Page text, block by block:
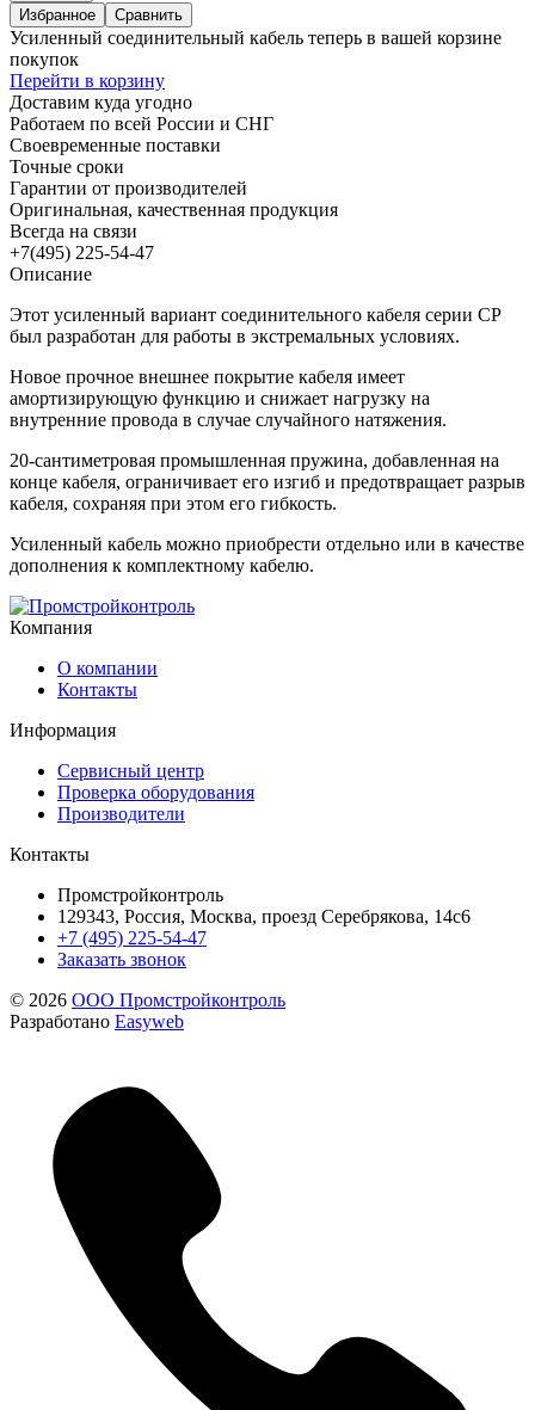
Избранное
Сравнить
Усиленный соединительный кабель теперь в вашей корзине
покупок
Перейти в корзину
Доставим куда угодно
Работаем по всей России и СНГ
Своевременные поставки
Точные сроки
Гарантии от производителей
Оригинальная, качественная продукция
Всегда на связи
+7(495) 225-54-47
Описание
Этот усиленный вариант соединительного кабеля серии CP
был разработан для работы в экстремальных условиях.
Новое прочное внешнее покрытие кабеля имеет
амортизирующую функцию и снижает нагрузку на
внутренние провода в случае случайного натяжения.
20-сантиметровая промышленная пружина, добавленная на
конце кабеля, ограничивает его изгиб и предотвращает разрыв
кабеля, сохраняя при этом его гибкость.
Усиленный кабель можно приобрести отдельно или в качестве
дополнения к комплектному кабелю.
Компания
О компании
Контакты
Информация
Сервисный центр
Проверка оборудования
Производители
Контакты
Промстройконтроль
129343, Россия, Москва, проезд Серебрякова, 14с6
+7 (495) 225-54-47
Заказать звонок
© 2026 ООО Промстройконтроль
Разработано Easyweb